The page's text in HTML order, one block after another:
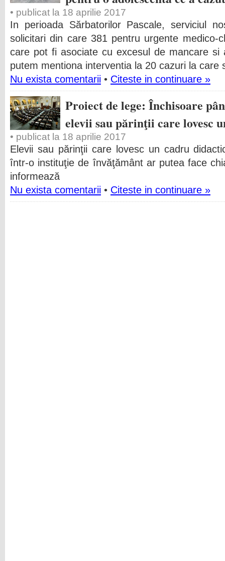
• publicat la 18 aprilie 2017
In perioada Sărbatorilor Pascale, serviciul
solicitari din care 381 pentru urgente medico-
care pot fi asociate cu excesul de mancare si
putem mentiona interventia la 20 cazuri la care
Nu exista comentarii • Citeste in continuare »
Proiect de lege: Închisoare
elevii sau părinţii care lovesc
• publicat la 18 aprilie 2017
Elevii sau părinţii care lovesc un cadru
într-o instituţie de învăţământ ar putea face
informează
Nu exista comentarii • Citeste in continuare »